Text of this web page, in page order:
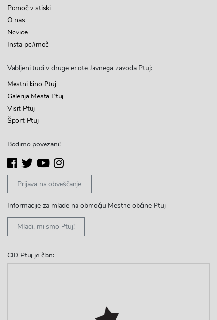
Pomoč v stiski
O nas
Novice
Insta po#moč
Vabljeni tudi v druge enote Javnega zavoda Ptuj:
Mestni kino Ptuj
Galerija Mesta Ptuj
Visit Ptuj
Šport Ptuj
Bodimo povezani!
Prijava na obveščanje
Informacije za mlade na območju Mestne občine Ptuj
Mladi, mi smo Ptuj!
CID Ptuj je član: